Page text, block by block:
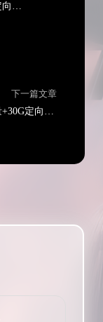
移动国泰卡19元包50G通用流量+30G定向流量+通话0.1元/分钟
下一篇文章
联通海岸卡49元包322G通用流量+30G定向流量+通话0.1元/分钟